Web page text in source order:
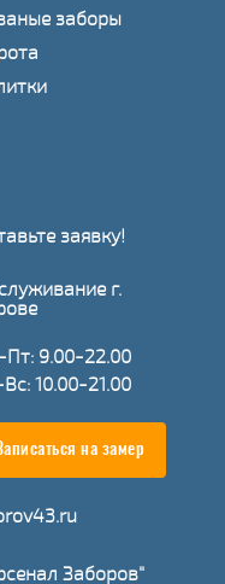
заборы
заявку!
г.
9.00-22.00
10.00-21.00
на замер
Заборов"